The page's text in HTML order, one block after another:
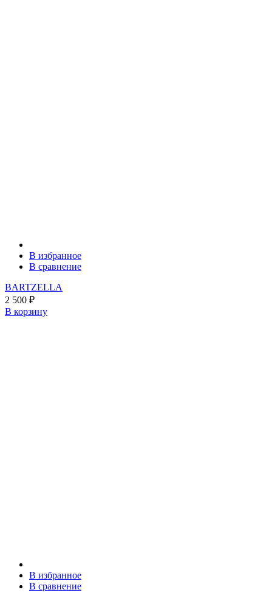
В избранное
В сравнение
BARTZELLA
2 500 ₽
В корзину
В избранное
В сравнение